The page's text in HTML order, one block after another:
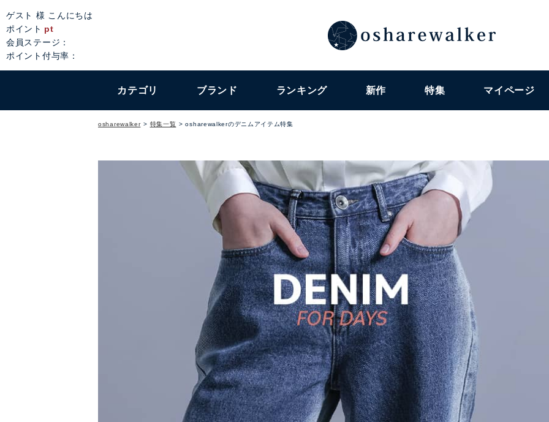
ゲスト 様 こんにちは
ポイント pt
会員ステージ：
ポイント付与率：
カテゴリ ブランド ランキング 新作 特集 マイページ
osharewalker 特集一覧 osharewalkerのデニムアイテム特集